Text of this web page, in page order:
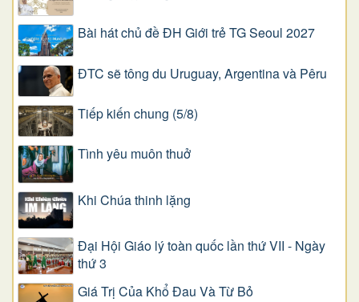
Bài hát chủ đề ĐH Giới trẻ TG Seoul 2027
ĐTC sẽ tông du Uruguay, Argentina và Pêru
Tiếp kiến chung (5/8)
Tình yêu muôn thuở
Khi Chúa thinh lặng
Đại Hội Giáo lý toàn quốc lần thứ VII - Ngày
thứ 3
Giá Trị Của Khổ Ðau Và Từ Bỏ